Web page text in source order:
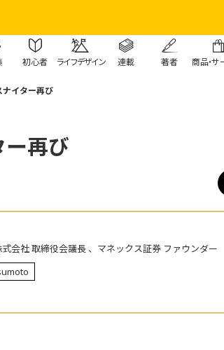
初心者 ライフデザイン 連載 著者 商品・サ
ナイター再び
再び
会社 取締役会議長 、マネックス証券 ファウンダー